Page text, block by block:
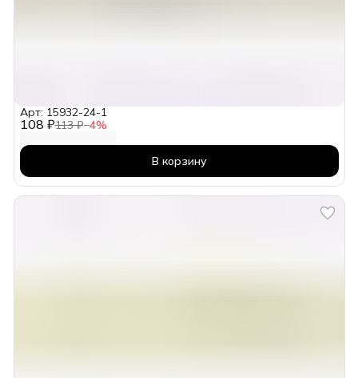
108 ₽113 ₽−4%
Арт: 15932-24-1
В корзину